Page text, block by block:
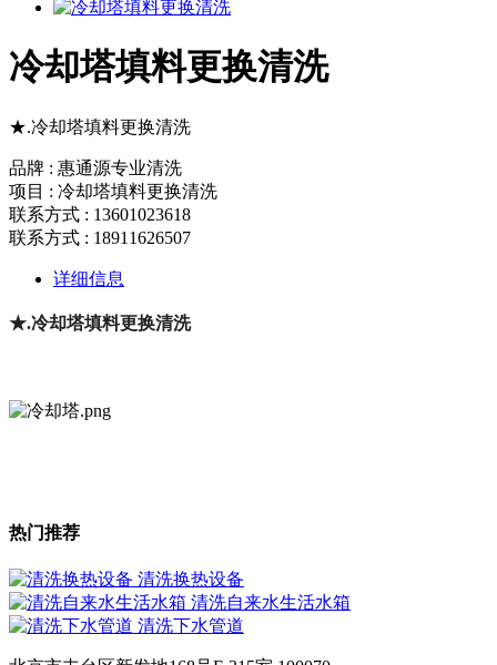
冷却塔填料更换清洗
★.冷却塔填料更换清洗
品牌 : 惠通源专业清洗
项目 : 冷却塔填料更换清洗
联系方式 : 13601023618
联系方式 : 18911626507
详细信息
★.冷却塔填料更换清洗
热门推荐
清洗换热设备
清洗自来水生活水箱
清洗下水管道